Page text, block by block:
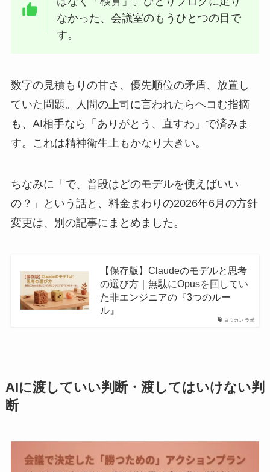
なかった、会議室のもうひとつの目で
す。
数字の見積もりの甘さ、優先順位の矛盾、放置し
ていた問題。人間の上司に言われたらヘコむ指摘
も、AI相手なら「ありがとう、直すわ」で済みま
す。これは精神衛生上もかなり大きい。
ちなみに「で、普段はどのモデルを使えばいい
の？」という話と、料金まわりの2026年6月の方針
変更は、別の記事にまとめました。
ヨウカン ラボ
【保存版】Claudeのモデルと思考
の選び方｜無駄にOpusを回してい
た非エンジニアの『3つのルー
ル』
AIに渡していい判断・渡してはいけない判
断